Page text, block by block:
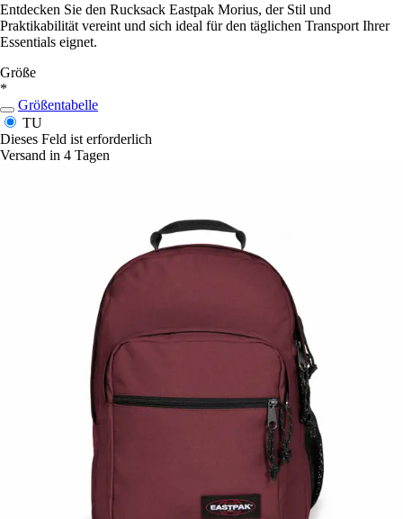
Entdecken Sie den Rucksack Eastpak Morius, der Stil und
Praktikabilität vereint und sich ideal für den täglichen Transport Ihrer
Essentials eignet.
Größe
*
Größentabelle
TU
Dieses Feld ist erforderlich
Versand in 4 Tagen